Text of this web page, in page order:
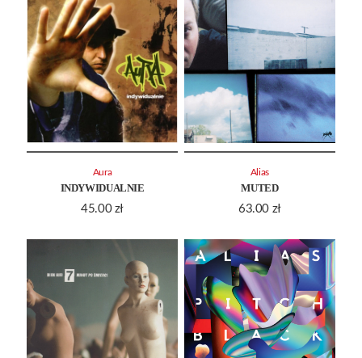
INDYWIDUALNIE
45.00 zł
Aura
MUTED
63.00 zł
Alias